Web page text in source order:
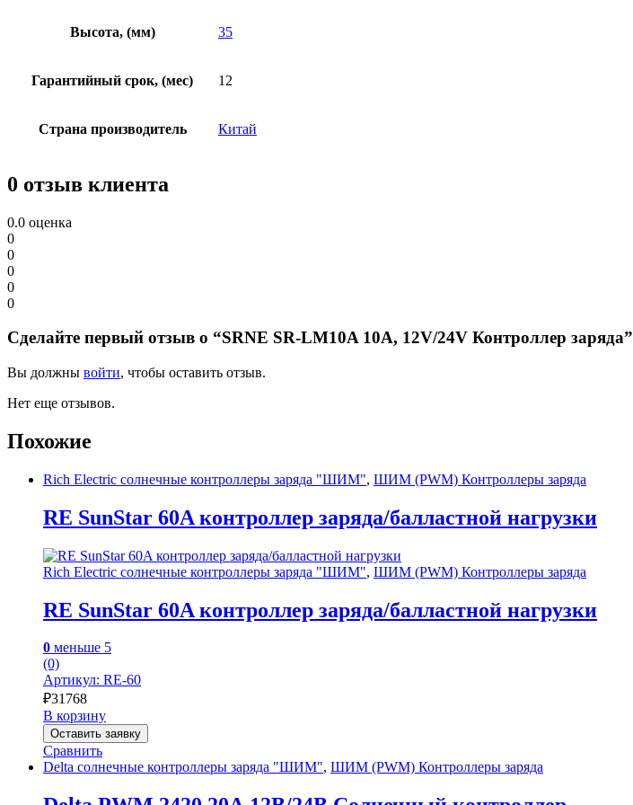
Высота, (мм) 35
Гарантийный срок, (мес) 12
Страна производитель Китай
0 отзыв клиента
0.0 оценка
0
0
0
0
0
Сделайте первый отзыв о “SRNE SR-LM10A 10A, 12V/24V Контроллер заряда”
Вы должны войти, чтобы оставить отзыв.
Нет еще отзывов.
Похожие
Rich Electric солнечные контроллеры заряда "ШИМ", ШИМ (PWM) Контроллеры заряда
RE SunStar 60A контроллер заряда/балластной нагрузки
Rich Electric солнечные контроллеры заряда "ШИМ", ШИМ (PWM) Контроллеры заряда
RE SunStar 60A контроллер заряда/балластной нагрузки
0 меньше 5
(0)
Артикул: RE-60
₽31768
В корзину
Оставить заявку
Сравнить
Delta солнечные контроллеры заряда "ШИМ", ШИМ (PWM) Контроллеры заряда